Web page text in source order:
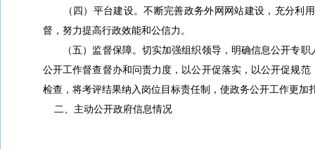
（四）平台建设。不断完善政务外网网站建设，充分利用
督，努力提高行政效能和公信力。
（五）监督保障。切实加强组织领导，明确信息公开专职
公开工作督查督办和问责力度，以公开促落实，以公开促规
检查，将考评结果纳入岗位目标责任制，使政务公开工作更加
二、主动公开政府信息情况